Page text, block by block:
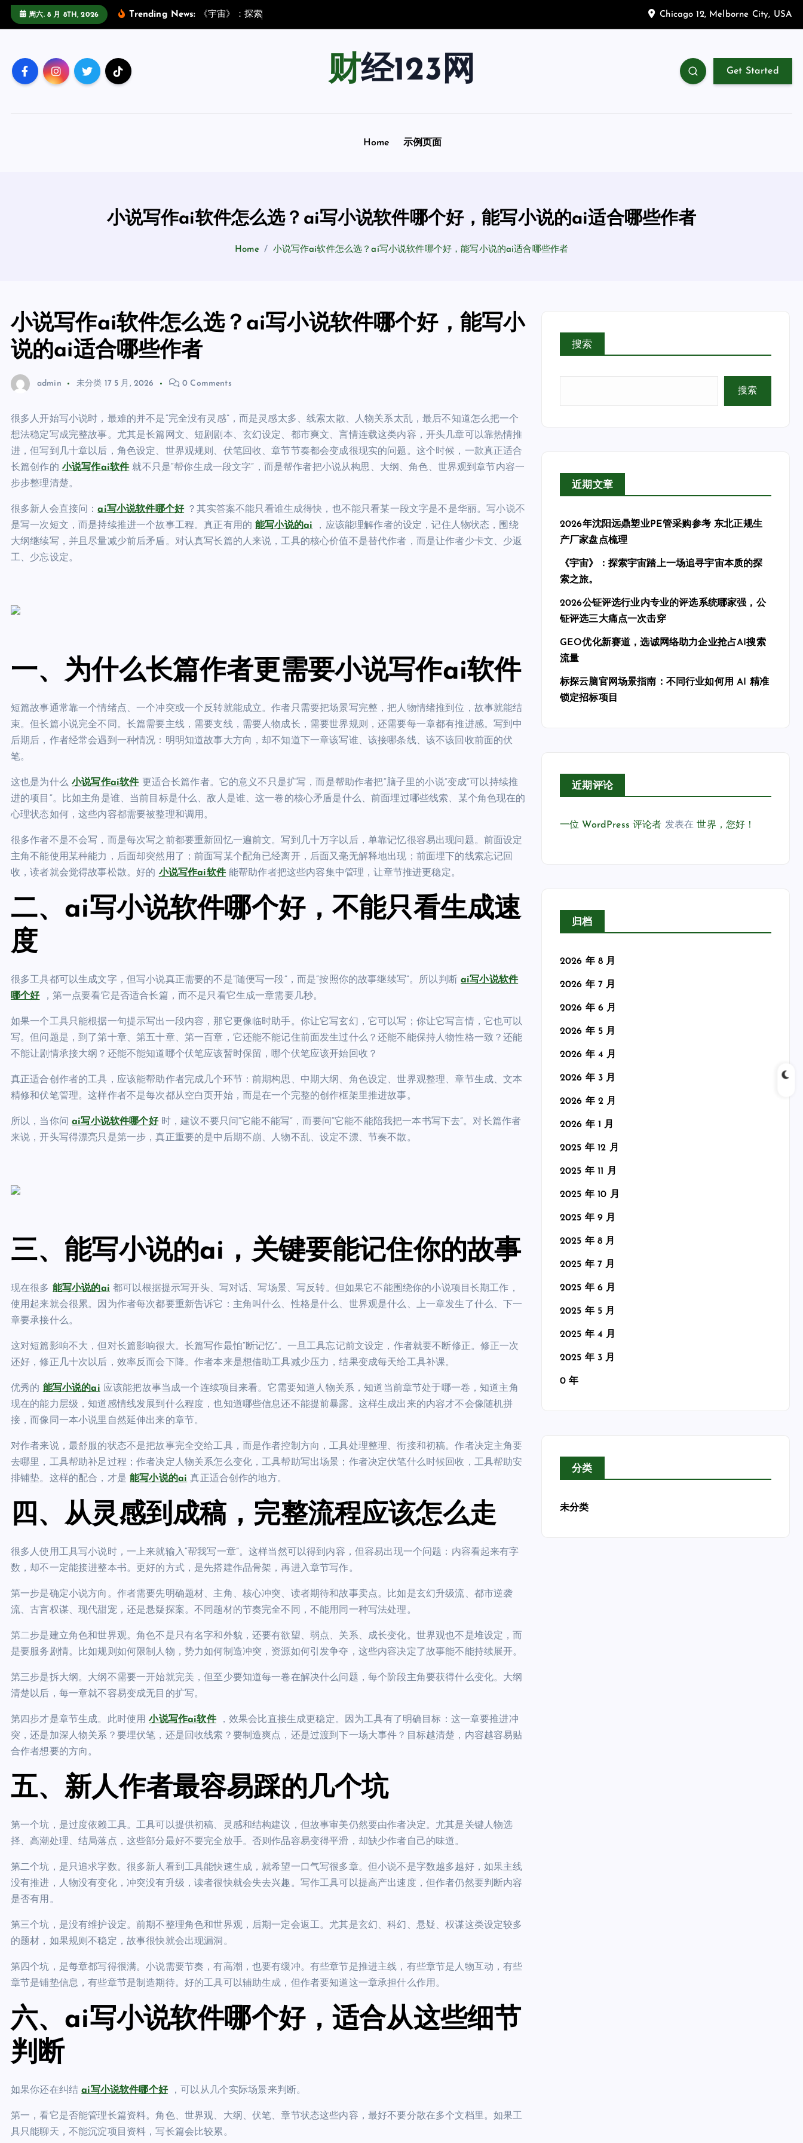
周六. 8 月 8TH, 2026 Trending News: 《宇宙》 ： 探索 Chicago 12, Melborne City, USA
财经123网 Get Started
Home 示例页面
小说写作ai软件怎么选？ai写小说软件哪个好，能写小说的ai适合哪些作者
Home 小说写作ai软件怎么选？ai写小说软件哪个好，能写小说的ai适合哪些作者
小说写作ai软件怎么选？ai写小说软件哪个好，能写小
说的ai适合哪些作者
admin 未分类 17 5 月, 2026 0 Comments
很多人开始写小说时，最难的并不是“完全没有灵感”，而是灵感太多、线索太散、人物关系太乱，最后不知道怎么把一个
想法稳定写成完整故事。尤其是长篇网文、短剧剧本、玄幻设定、都市爽文、言情连载这类内容，开头几章可以靠热情推
进，但写到几十章以后，角色设定、世界观规则、伏笔回收、章节节奏都会变成很现实的问题。这个时候，一款真正适合
长篇创作的 小说写作ai软件就不只是“帮你生成一段文字”，而是帮作者把小说从构思、大纲、角色、世界观到章节内容一
步步整理清楚。
很多新人会直接问：ai写小说软件哪个好？其实答案不能只看谁生成得快，也不能只看某一段文字是不是华丽。写小说不
是写一次短文，而是持续推进一个故事工程。真正有用的能写小说的ai ，应该能理解作者的设定，记住人物状态，围绕
大纲继续写，并且尽量减少前后矛盾。对认真写长篇的人来说，工具的核心价值不是替代作者，而是让作者少卡文、少返
工、少忘设定。
一、为什么长篇作者更需要小说写作ai软件
短篇故事通常靠一个情绪点、一个冲突或一个反转就能成立。作者只需要把场景写完整，把人物情绪推到位，故事就能结
束。但长篇小说完全不同。长篇需要主线，需要支线，需要人物成长，需要世界规则，还需要每一章都有推进感。写到中
后期后，作者经常会遇到一种情况：明明知道故事大方向，却不知道下一章该写谁、该接哪条线、该不该回收前面的伏
笔。
这也是为什么小说写作ai软件更适合长篇作者。它的意义不只是扩写，而是帮助作者把“脑子里的小说”变成“可以持续推
进的项目”。比如主角是谁、当前目标是什么、敌人是谁、这一卷的核心矛盾是什么、前面埋过哪些线索、某个角色现在的
心理状态如何，这些内容都需要被整理和调用。
很多作者不是不会写，而是每次写之前都要重新回忆一遍前文。写到几十万字以后，单靠记忆很容易出现问题。前面设定
主角不能使用某种能力，后面却突然用了；前面写某个配角已经离开，后面又毫无解释地出现；前面埋下的线索忘记回
收，读者就会觉得故事松散。好的 小说写作ai软件能帮助作者把这些内容集中管理，让章节推进更稳定。
二、ai写小说软件哪个好，不能只看生成速
度
很多工具都可以生成文字，但写小说真正需要的不是“随便写一段”，而是“按照你的故事继续写”。所以判断 ai写小说软件
哪个好，第一点要看它是否适合长篇，而不是只看它生成一章需要几秒。
如果一个工具只能根据一句提示写出一段内容，那它更像临时助手。你让它写玄幻，它可以写；你让它写言情，它也可以
写。但问题是，到了第十章、第五十章、第一百章，它还能不能记住前面发生过什么？还能不能保持人物性格一致？还能
不能让剧情承接大纲？还能不能知道哪个伏笔应该暂时保留，哪个伏笔应该开始回收？
真正适合创作者的工具，应该能帮助作者完成几个环节：前期构思、中期大纲、角色设定、世界观整理、章节生成、文本
精修和伏笔管理。这样作者不是每次都从空白页开始，而是在一个完整的创作框架里推进故事。
所以，当你问ai写小说软件哪个好时，建议不要只问“它能不能写”，而要问“它能不能陪我把一本书写下去”。对长篇作者
来说，开头写得漂亮只是第一步，真正重要的是中后期不崩、人物不乱、设定不漂、节奏不散。
三、能写小说的ai，关键要能记住你的故事
现在很多 能写小说的ai 都可以根据提示写开头、写对话、写场景、写反转。但如果它不能围绕你的小说项目长期工作，
使用起来就会很累。因为作者每次都要重新告诉它：主角叫什么、性格是什么、世界观是什么、上一章发生了什么、下一
章要承接什么。
这对短篇影响不大，但对长篇影响很大。长篇写作最怕“断记忆”。一旦工具忘记前文设定，作者就要不断修正。修正一次
还好，修正几十次以后，效率反而会下降。作者本来是想借助工具减少压力，结果变成每天给工具补课。
优秀的 能写小说的ai 应该能把故事当成一个连续项目来看。它需要知道人物关系，知道当前章节处于哪一卷，知道主角
现在的能力层级，知道感情线发展到什么程度，也知道哪些信息还不能提前暴露。这样生成出来的内容才不会像随机拼
接，而像同一本小说里自然延伸出来的章节。
对作者来说，最舒服的状态不是把故事完全交给工具，而是作者控制方向，工具处理整理、衔接和初稿。作者决定主角要
去哪里，工具帮助补足过程；作者决定人物关系怎么变化，工具帮助写出场景；作者决定伏笔什么时候回收，工具帮助安
排铺垫。这样的配合，才是能写小说的ai 真正适合创作的地方。
四、从灵感到成稿，完整流程应该怎么走
很多人使用工具写小说时，一上来就输入“帮我写一章”。这样当然可以得到内容，但容易出现一个问题：内容看起来有字
数，却不一定能接进整本书。更好的方式，是先搭建作品骨架，再进入章节写作。
第一步是确定小说方向。作者需要先明确题材、主角、核心冲突、读者期待和故事卖点。比如是玄幻升级流、都市逆袭
流、古言权谋、现代甜宠，还是悬疑探案。不同题材的节奏完全不同，不能用同一种写法处理。
第二步是建立角色和世界观。角色不是只有名字和外貌，还要有欲望、弱点、关系、成长变化。世界观也不是堆设定，而
是要服务剧情。比如规则如何限制人物，势力如何制造冲突，资源如何引发争夺，这些内容决定了故事能不能持续展开。
第三步是拆大纲。大纲不需要一开始就完美，但至少要知道每一卷在解决什么问题，每个阶段主角要获得什么变化。大纲
清楚以后，每一章就不容易变成无目的扩写。
第四步才是章节生成。此时使用小说写作ai软件，效果会比直接生成更稳定。因为工具有了明确目标：这一章要推进冲
突，还是加深人物关系？要埋伏笔，还是回收线索？要制造爽点，还是过渡到下一场大事件？目标越清楚，内容越容易贴
合作者想要的方向。
五、新人作者最容易踩的几个坑
第一个坑，是过度依赖工具。工具可以提供初稿、灵感和结构建议，但故事审美仍然要由作者决定。尤其是关键人物选
择、高潮处理、结局落点，这些部分最好不要完全放手。否则作品容易变得平滑，却缺少作者自己的味道。
第二个坑，是只追求字数。很多新人看到工具能快速生成，就希望一口气写很多章。但小说不是字数越多越好，如果主线
没有推进，人物没有变化，冲突没有升级，读者很快就会失去兴趣。写作工具可以提高产出速度，但作者仍然要判断内容
是否有用。
第三个坑，是没有维护设定。前期不整理角色和世界观，后期一定会返工。尤其是玄幻、科幻、悬疑、权谋这类设定较多
的题材，如果规则不稳定，故事很快就会出现漏洞。
第四个坑，是每章都写得很满。小说需要节奏，有高潮，也要有缓冲。有些章节是推进主线，有些章节是人物互动，有些
章节是铺垫信息，有些章节是制造期待。好的工具可以辅助生成，但作者要知道这一章承担什么作用。
六、ai写小说软件哪个好，适合从这些细节
判断
如果你还在纠结ai写小说软件哪个好，可以从几个实际场景来判断。
第一，看它是否能管理长篇资料。角色、世界观、大纲、伏笔、章节状态这些内容，最好不要分散在多个文档里。如果工
具只能聊天，不能沉淀项目资料，写长篇会比较累。
搜索
搜索
近期文章
2026年沈阳远鼎塑业PE管采购参考 东北正规生
产厂家盘点梳理
《宇宙》：探索宇宙踏上一场追寻宇宙本质的探
索之旅。
2026公钲评选行业内专业的评选系统哪家强，公
钲评选三大痛点一次击穿
GEO优化新赛道，选诚网络助力企业抢占AI搜索
流量
标探云脑官网场景指南：不同行业如何用 AI 精准
锁定招标项目
近期评论
一位 WordPress 评论者 发表在世界，您好！
归档
2026 年 8 月
2026 年 7 月
2026 年 6 月
2026 年 5 月
2026 年 4 月
2026 年 3 月
2026 年 2 月
2026 年 1 月
2025 年 12 月
2025 年 11 月
2025 年 10 月
2025 年 9 月
2025 年 8 月
2025 年 7 月
2025 年 6 月
2025 年 5 月
2025 年 4 月
2025 年 3 月
0 年
分类
未分类